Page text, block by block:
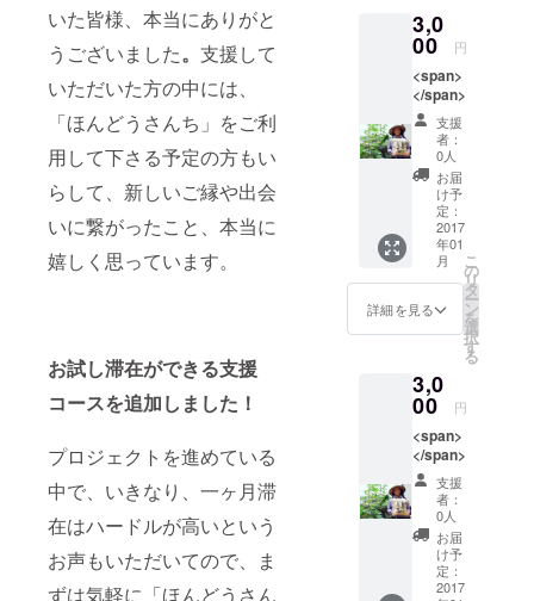
いた皆様、本当にありがと
うございました。 支援して
いただいた方の中には、
「ほんどうさんち」をご利
用して下さる予定の方もい
らして、新しいご縁や出会
いに繋がったこと、本当に
嬉しく思っています。
お試し滞在ができる支援
コースを追加しました！
プロジェクトを進めている
中で、いきなり、一ヶ月滞
在はハードルが高いという
お声もいただいてので、ま
ずは気軽に「ほんどうさん
いシニアの
方へ、サ
ポート付き
二地域居住
やプチ移住
体験ができ
る”おうち”と
して提供し
たいと思っ
トを立ち上
3,0
00 円
<span>
</span>
支援
者：
0人
お届
け予
定：
2017
年01
月
詳細を見る
こ
の
リ
タ
ー
ン
を
選
択
す
る
3,0
00 円
<span>
</span>
支援
者：
0人
お届
け予
定：
2017